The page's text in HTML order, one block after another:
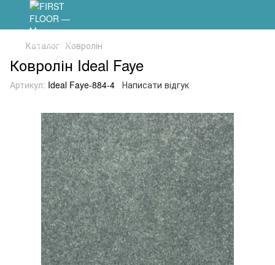
Каталог Ковролін
Ковролін Ideal Faye
Артикул: Ideal Faye-884-4 Написати відгук